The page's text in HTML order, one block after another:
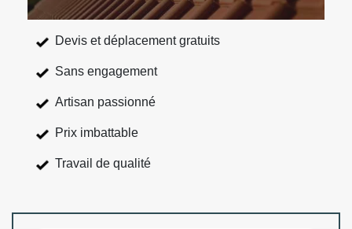
Devis et déplacement gratuits
Sans engagement
Artisan passionné
Prix imbattable
Travail de qualité